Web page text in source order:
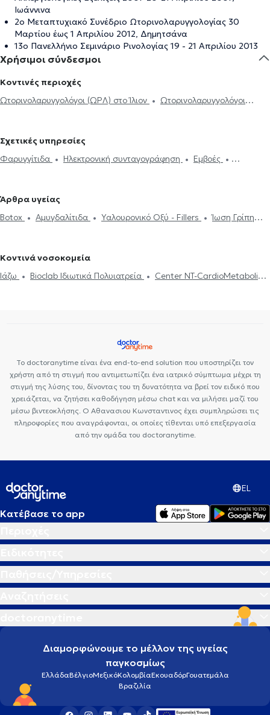
Ιωάννινα
2ο Μεταπτυχιακό Συνέδριο Ωτορινολαρυγγολογίας 30
Μαρτίου έως 1 Απριλίου 2012, Δημητσάνα
13ο Πανελλήνιο Σεμινάριο Ρινολογίας 19 - 21 Απριλίου 2013
Χρήσιμοι σύνδεσμοι
Κοντινές περιοχές
Ωτορινολαρυγγολόγοι (ΩΡΛ) στο Ίλιον
Ωτορινολαρυγγολόγοι
Ωτορινολαρυγγολόγοι (ΩΡΛ) στα Άνω Λιόσια
Ωτορινολαρυγγολόγοι (ΩΡΛ) στη Νέα Φιλαδέλφεια
(ΩΡΛ) στην Αθήνα
(ΩΡΛ) στις Αχαρνές
Ωτορινολαρυγγολόγοι (ΩΡΛ) στο Γαλάτσι
Ωτορινολαρυγγολόγοι (ΩΡΛ) στην Κυψέλη
(ΩΡΛ) στην Ελευσίνα
Ωτορινολαρυγγολόγοι (ΩΡΛ) στη
Σχετικές υπηρεσίες
Φαρυγγίτιδα
Ηλεκτρονική συνταγογράφηση
Εμβοές
Ωτοπλαστική
Ύπνου
Ρινίτιδα Αλλεργική ρινίτιδα
Διαταραχές κατάποσης -
Άρθρα υγείας
Botox
Αμυγδαλίτιδα Υαλουρονικό Οξύ - Fillers
Ίωση Γρίπη
Κοντινά νοσοκομεία
Ιάζω
Bioclab Ιδιωτικά Πολυιατρεία
Center NT-CardioMetabolics
Το doctoranytime είναι ένα end-to-end solution που υποστηρίζει τον
χρήστη από τη στιγμή που αντιμετωπίζει ένα ιατρικό σύμπτωμα μέχρι τη
στιγμή της λύσης του, δίνοντας του τη δυνατότητα να βρεί τον ειδικό που
χρειάζεται, να ζητήσει καθοδήγηση μέσω chat και να μιλήσει μαζί του
μέσω βιντεοκλήσης. Ο Αθανασιου Κωνσταντινος έχει συμπληρώσει τις
πληροφορίες που αναγράφονται, οι οποίες τίθενται υπό επεξεργασία
από την ομάδα του doctoranytime.
EL
Κατέβασε το app
Διαμορφώνουμε το μέλλον της υγείας
παγκοσμίως
ΕλλάδαΒέλγιοΜεξικόΚολομβίαΕκουαδόρΓουατεμάλα
Βραζιλία